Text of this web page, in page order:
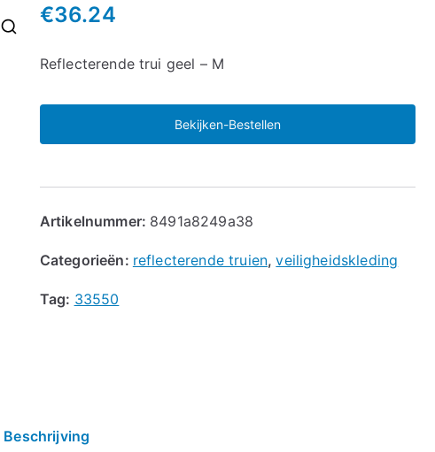
€36.24
Reflecterende trui geel – M
Bekijken-Bestellen
Artikelnummer: 8491a8249a38
Categorieën: reflecterende truien,veiligheidskleding
Tag: 33550
Beschrijving